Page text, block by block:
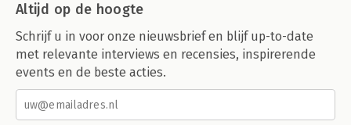
Altijd op de hoogte
Schrijf u in voor onze nieuwsbrief en blijf up-to-date
met relevante interviews en recensies, inspirerende
events en de beste acties.